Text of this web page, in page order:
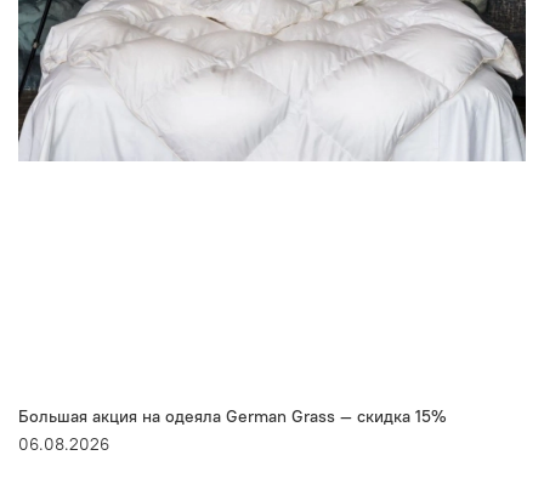
Большая акция на одеяла German Grass — скидка 15%
06.08.2026